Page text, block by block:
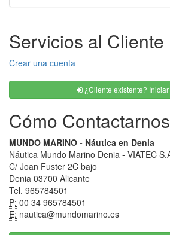
Servicios al Cliente
Crear una cuenta
¿Cliente existente? Iniciar
Cómo Contactarnos
MUNDO MARINO - Náutica en Denia
Náutica Mundo Marino Denia - VIATEC
C/ Joan Fuster 2C bajo
Denia 03700 Alicante
Tel. 965784501
P: 00 34 965784501
E: nautica@mundomarino.es